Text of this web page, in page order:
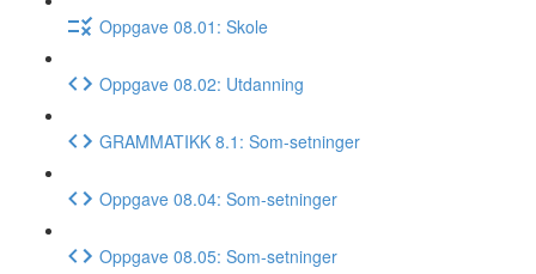
Oppgave 08.01: Skole
Oppgave 08.02: Utdanning
GRAMMATIKK 8.1: Som-setninger
Oppgave 08.04: Som-setninger
Oppgave 08.05: Som-setninger